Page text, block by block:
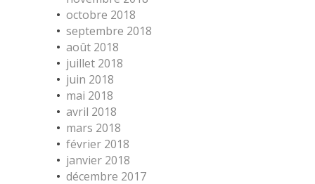
octobre 2018
septembre 2018
août 2018
juillet 2018
juin 2018
mai 2018
avril 2018
mars 2018
février 2018
janvier 2018
décembre 2017